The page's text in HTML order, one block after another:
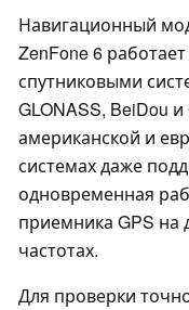
Навигационный
ZenFone 6
спутниковыми
GLONASS, BeiDou
американской и
системах даже
одновременная
приемника GPS на
частотах.
Для проверки